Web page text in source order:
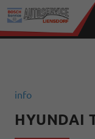
info
HYUNDAI